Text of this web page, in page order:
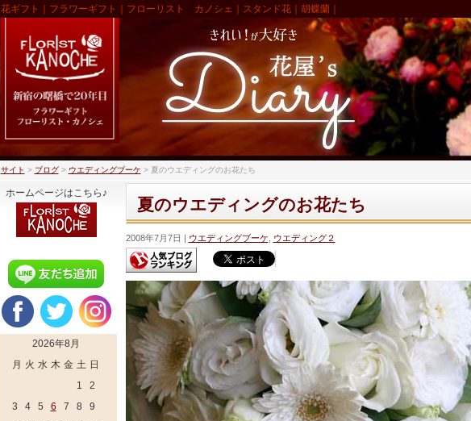
花ギフト｜フラワーギフト｜フローリスト カノシェ｜スタンド花｜胡蝶蘭｜
サイト > ブログ> ウエディングブーケ> 夏のウエディングのお花たち
夏のウエディングのお花たち
2008年7月7日 ウエディングブーケ ウエディング２
ホームページはこちら♪
2026年8月
月 火 水 木 金 土 日
1
2
3
4 5 6 7 8
9